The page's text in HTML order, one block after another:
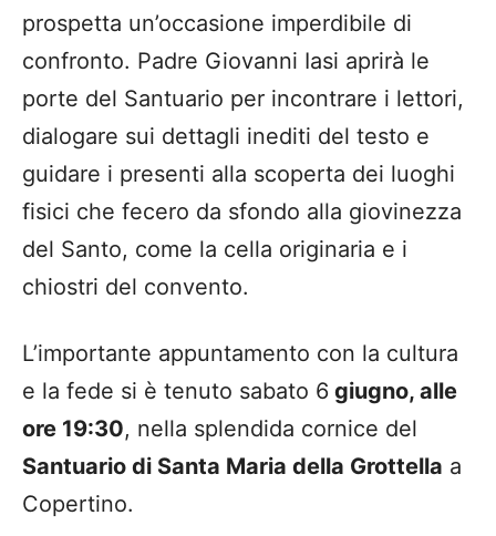
prospetta un’occasione imperdibile di
confronto. Padre Giovanni Iasi aprirà le
porte del Santuario per incontrare i lettori,
dialogare sui dettagli inediti del testo e
guidare i presenti alla scoperta dei luoghi
fisici che fecero da sfondo alla giovinezza
del Santo, come la cella originaria e i
chiostri del convento.
L’importante appuntamento con la cultura
e la fede si è tenuto sabato 6 giugno, alle
ore 19:30, nella splendida cornice del
Santuario di Santa Maria della Grottella a
Copertino.